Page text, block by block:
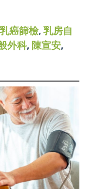
乳癌篩檢, 乳房自
外科, 陳宣安,